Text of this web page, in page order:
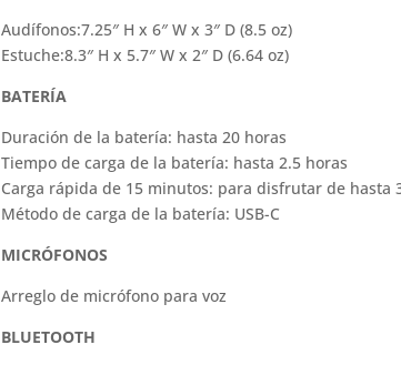
Audífonos:7.25″ H x 6″ W x 3″ D (8.5 oz)
Estuche:8.3″ H x 5.7″ W x 2″ D (6.64 oz)
BATERÍA
Duración de la batería: hasta 20 horas
Tiempo de carga de la batería: hasta 2.5 horas
Carga rápida de 15 minutos: para disfrutar de hasta
Método de carga de la batería: USB-C
MICRÓFONOS
Arreglo de micrófono para voz
BLUETOOTH